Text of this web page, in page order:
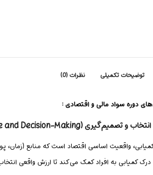
توضیحات تکمیلی نظرات (0)
دوره سواد مالی و اقتصادی :
واقعیت اساسی اقتصاد است که منابع (زمان،
درک کمیابی به افراد کمک می‌کند تا ارزش واقعی